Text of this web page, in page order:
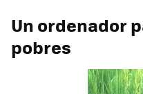
Un ordenador
pobres